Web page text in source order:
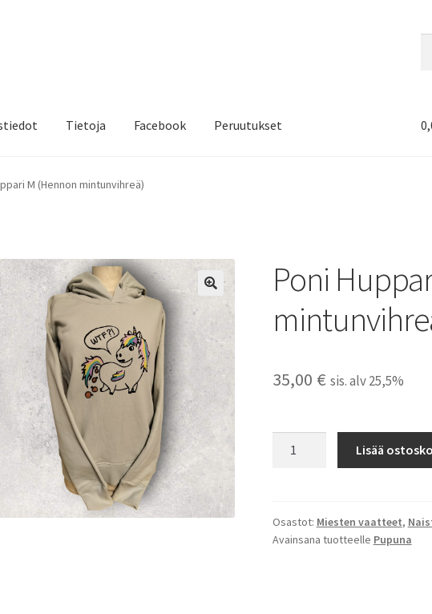
Tietoja Facebook Peruutukset
M (Hennon mintunvihreä)
Poni
35,00 € sis. alv 25,5%
mintunvihreä)
määrä
Lisää
Osastot: Miesten vaatteet,
Avainsana tuotteelle Pupuna